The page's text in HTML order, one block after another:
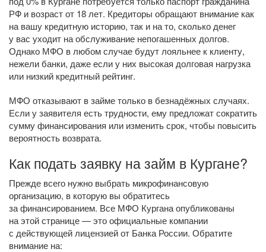
РФ и возраст от 18 лет. Кредиторы обращают внимание как
на вашу кредитную историю, так и на то, сколько денег
у вас уходит на обслуживание непогашенных долгов.
Однако МФО в любом случае будут лояльнее к клиенту,
нежели банки, даже если у них высокая долговая нагрузка
или низкий кредитный рейтинг.
МФО отказывают в займе только в безнадёжных случаях.
Если у заявителя есть трудности, ему предложат сократить
сумму финансирования или изменить срок, чтобы повысить
вероятность возврата.
Как подать заявку на займ в Кургане?
Прежде всего нужно выбрать микрофинансовую
организацию, в которую вы обратитесь
за финансированием. Все МФО Кургана опубликованы
на этой странице — это официальные компании
с действующей лицензией от Банка России. Обратите
внимание на: